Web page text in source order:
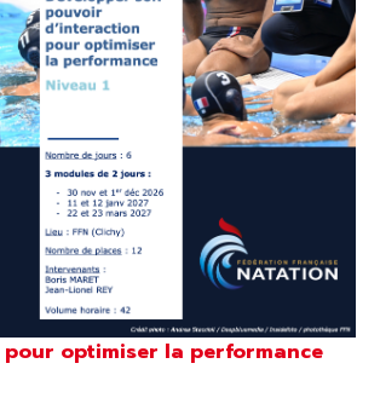
optimiser la performance